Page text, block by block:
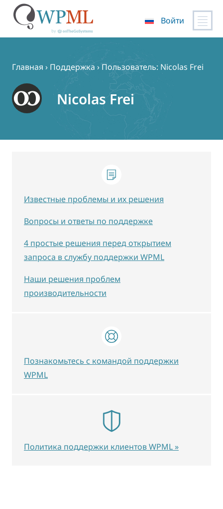
содержимому
Войти
Главная › Поддержка › Пользователь: Nicolas Frei
Nicolas Frei
Известные проблемы и их решения
Вопросы и ответы по поддержке
4 простые решения перед открытием
запроса в службу поддержки WPML
Наши решения проблем
производительности
Познакомьтесь с командой поддержки
WPML
Политика поддержки клиентов WPML »